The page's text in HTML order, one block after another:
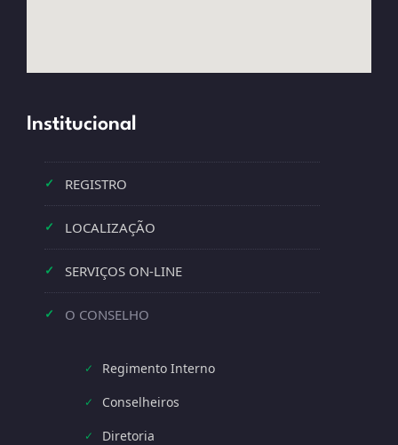
Institucional
✓ REGISTRO
✓ LOCALIZAÇÃO
✓ SERVIÇOS ON-LINE
✓ O CONSELHO
✓ Regimento Interno
✓ Conselheiros
✓ Diretoria